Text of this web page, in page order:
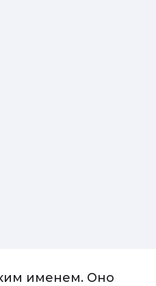
именем. Оно